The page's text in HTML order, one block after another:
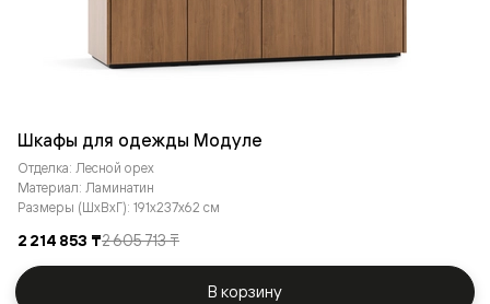
Шкафы для одежды Модуле
Отделка: Лесной орех
Материал: Ламинатин
Размеры (ШxВxГ): 191x237x62 см
2 214 853 ₸2 605 713 ₸
В корзину